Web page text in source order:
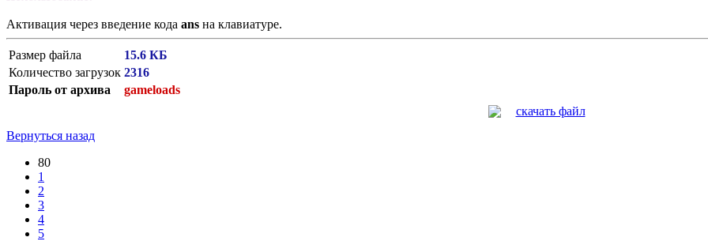
Активация через введение кода ans на клавиатуре.
Размер файла
15.6 КБ
Количество загрузок 2316
Пароль от архива
gameloads
скачать файл
Вернуться назад
80
1
2
3
4
5